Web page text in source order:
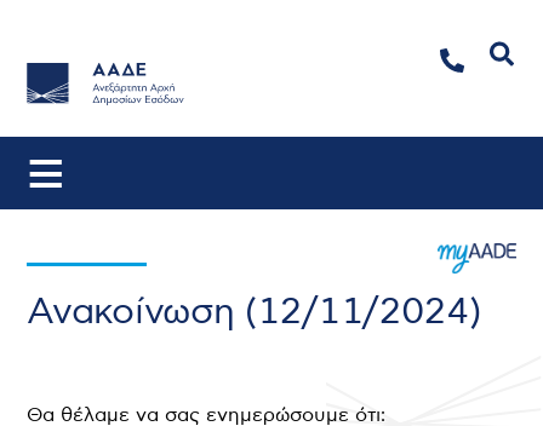
Ανακοίνωση (12/11/2024)
Θα θέλαμε να σας ενημερώσουμε ότι: